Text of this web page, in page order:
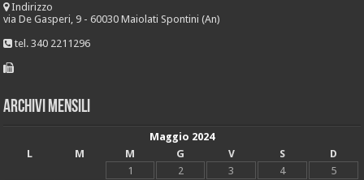
Indirizzo
via De Gasperi, 9 - 60030 Maiolati Spontini (An)
tel. 340 2211296
Archivi mensili
Maggio 2024
L
M M G V S
D
1
2 3 4
5